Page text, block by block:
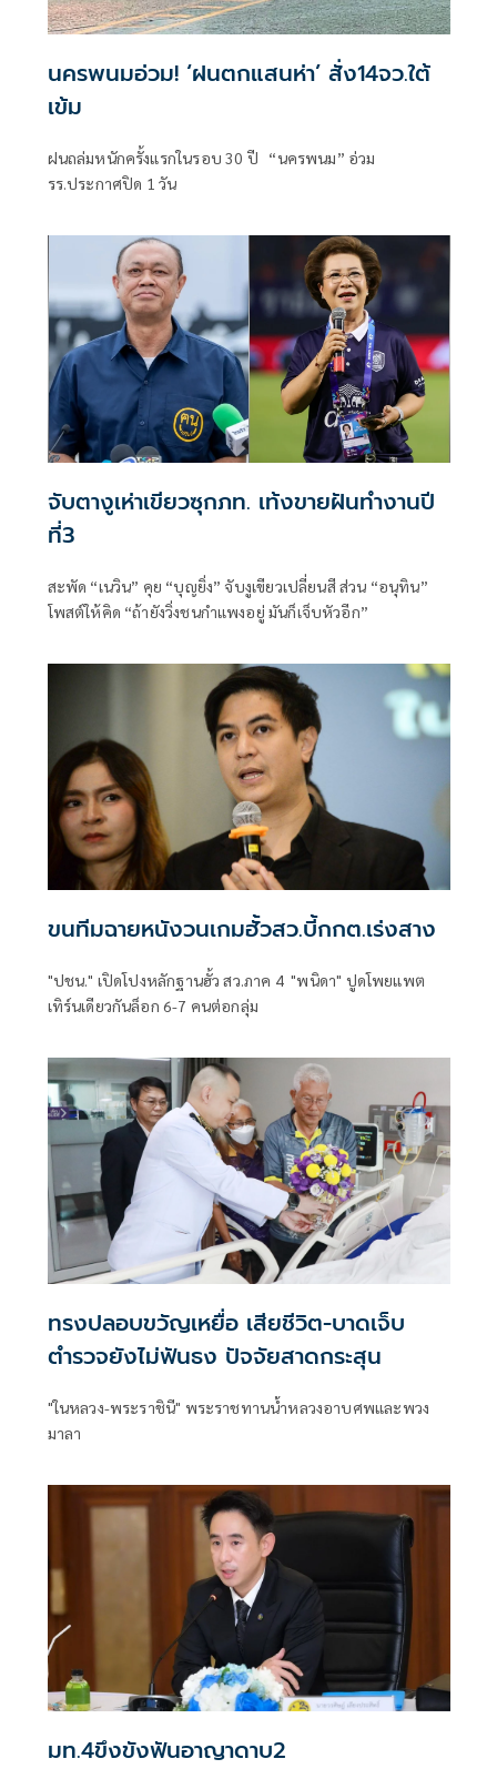
นครพนมอ่วม! ‘ฝนตกแสนห่า’ สั่ง14จว.ใต้
เข้ม
ฝนถล่มหนักครั้งแรกในรอบ 30 ปี “นครพนม” อ่วม
รร.ประกาศปิด 1 วัน
จับตางูเห่าเขียวซุกภท. เท้งขายฝันทำงานปี
ที่3
สะพัด “เนวิน” คุย “บุญยิ่ง” จับงูเขียวเปลี่ยนสี ส่วน “อนุทิน”
โพสต์ให้คิด “ถ้ายังวิ่งชนกำแพงอยู่ มันก็เจ็บหัวอีก”
ขนทีมฉายหนังวนเกมฮั้วสว.บี้กกต.เร่งสาง
"ปชน." เปิดโปงหลักฐานฮั้ว สว.ภาค 4 "พนิดา" ปูดโพยแพต
เทิร์นเดียวกันล็อก 6-7 คนต่อกลุ่ม
ทรงปลอบขวัญเหยื่อ เสียชีวิต-บาดเจ็บ
ตำรวจยังไม่ฟันธง ปัจจัยสาดกระสุน
"ในหลวง-พระราชินี" พระราชทานน้ำหลวงอาบศพและพวง
มาลา
มท.4ขึงขังฟันอาญาดาบ2